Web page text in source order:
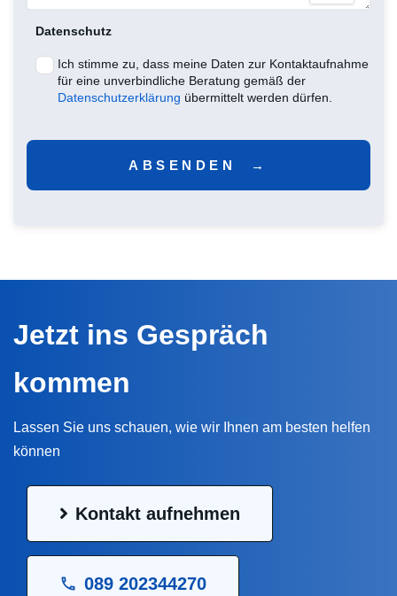
Datenschutz
Ich stimme zu, dass meine Daten zur Kontaktaufnahme
für eine unverbindliche Beratung gemäß der
Datenschutzerklärung übermittelt werden dürfen.
ABSENDEN  →
Jetzt ins Gespräch
kommen
Lassen Sie uns schauen, wie wir Ihnen am besten helfen
können
Kontakt aufnehmen
089 202344270